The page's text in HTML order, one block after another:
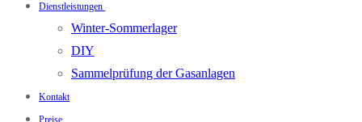
Dienstleistungen
Winter-Sommerlager
DIY
Sammelprüfung der Gasanlagen
Kontakt